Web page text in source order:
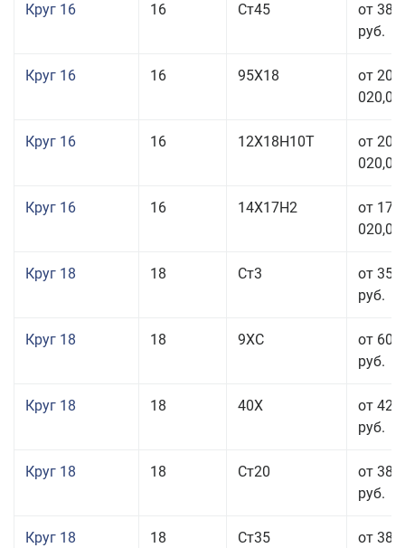
Круг 16 16 Ст45
от 38
руб.
Круг 16 16 95Х18
от 208
020,00
Круг 16 16 12Х18Н10Т
от 209
020,00
Круг 16 16 14Х17Н2
от 175
020,00
Круг 18 18 Ст3
от 35
руб.
Круг 18 18 9ХС
от 60
руб.
Круг 18 18 40Х
от 42
руб.
Круг 18 18 Ст20
от 38
руб.
Круг 18 18 Ст35
от 38